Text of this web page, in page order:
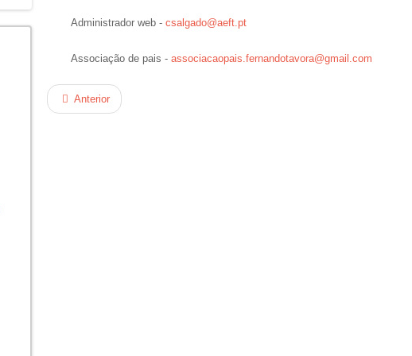
Administrador web - csalgado@aeft.pt
Associação de pais - associacaopais.fernandotavora@gmail.com
Anterior